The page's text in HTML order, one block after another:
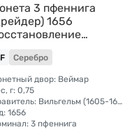
3 пфеннига
1656
дворца в
Саксен-
Серебро
двор: Веймар
г: 0,75
Правитель: Вильгельм (1605-1662)
1656
3 пфеннига